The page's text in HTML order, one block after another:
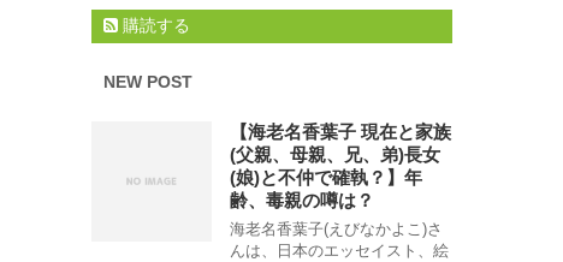
購読する
NEW POST
【海老名香葉子 現在と家族
(父親、母親、兄、弟)長女
(娘)と不仲で確執？】年
齢、毒親の噂は？
海老名香葉子(えびなかよこ)さ
んは、日本のエッセイスト、絵